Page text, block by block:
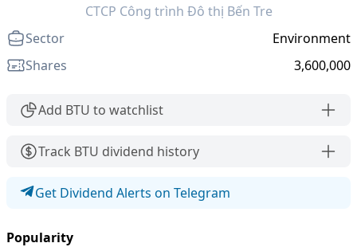
CTCP Công trình Đô thị Bến Tre
Sector
Environment
Shares
3,600,000
Add BTU to watchlist
Track BTU dividend history
Get Dividend Alerts on Telegram
Popularity